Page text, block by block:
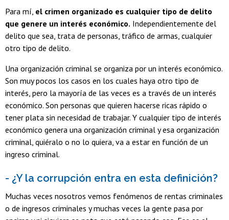
Para mí, el crimen organizado es cualquier tipo de delito
que genere un interés económico. Independientemente del
delito que sea, trata de personas, tráfico de armas, cualquier
otro tipo de delito.
Una organización criminal se organiza por un interés económico.
Son muy pocos los casos en los cuales haya otro tipo de
interés, pero la mayoría de las veces es a través de un interés
económico. Son personas que quieren hacerse ricas rápido o
tener plata sin necesidad de trabajar. Y cualquier tipo de interés
económico genera una organización criminal y esa organización
criminal, quiéralo o no lo quiera, va a estar en función de un
ingreso criminal.
- ¿Y la corrupción entra en esta definición?
Muchas veces nosotros vemos fenómenos de rentas criminales
o de ingresos criminales y muchas veces la gente pasa por